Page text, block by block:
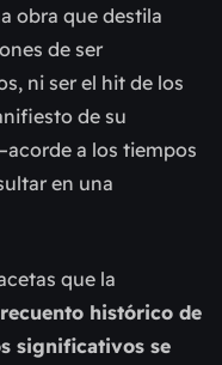
obra que destila
de ser
ni ser el hit de los
de su
a los tiempos
en una
que la
histórico de
significativos se